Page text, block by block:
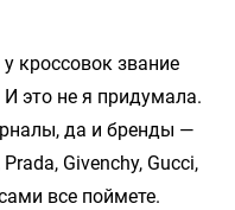
кроссовок звание
это не я придумала.
да и бренды —
Givenchy, Gucci,
все поймете.